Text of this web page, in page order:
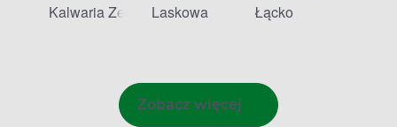
Kalwaria Zebrzydowska
Laskowa
Łącko
Zobacz więcej